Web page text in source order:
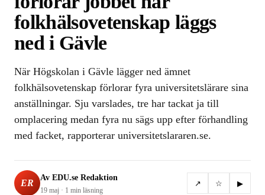
folkhälsovetenskap läggs
ned i Gävle
När Högskolan i Gävle lägger ned ämnet
folkhälsovetenskap förlorar fyra universitetslärare sina
anställningar. Sju varslades, tre har tackat ja till
omplacering medan fyra nu sägs upp efter förhandling
med facket, rapporterar universitetslararen.se.
ER
Av EDU.se Redaktion
19 maj · 1 min läsning
↗ ☆ ▶